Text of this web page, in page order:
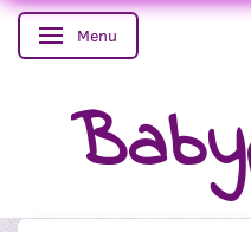
Skifte navigation
Menu